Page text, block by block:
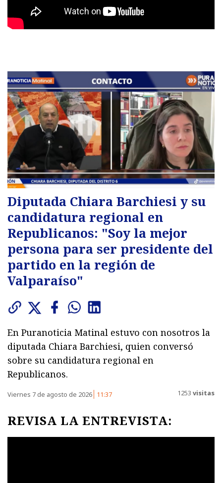
Diputada Chiara Barchiesi y su
candidatura regional en
Republicanos: "Soy la mejor
persona para ser presidente del
partido en la región de
Valparaíso"
En Puranoticia Matinal estuvo con nosotros la
diputada Chiara Barchiesi, quien conversó
sobre su candidatura regional en
Republicanos.
Viernes 7 de agosto de 2026 11:37 1253 visitas
REVISA LA ENTREVISTA: